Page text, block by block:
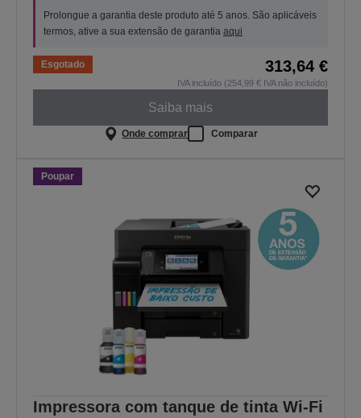
Prolongue a garantia deste produto até 5 anos. São aplicáveis
termos, ative a sua extensão de garantia aqui
Esgotado 313,64 €
IVA incluído (254,99 € IVA não incluído)
Saiba mais
Onde comprar Comparar
Poupar
Impressora com tanque de tinta Wi-Fi